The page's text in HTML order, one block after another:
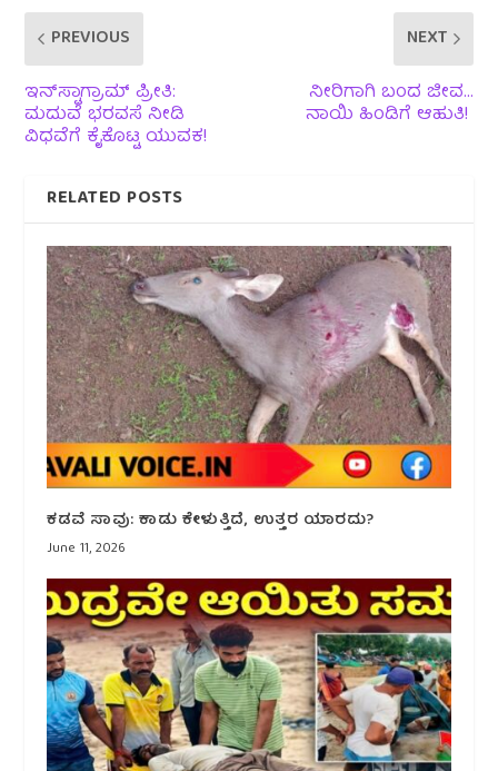
PREVIOUS
ಇನ್‌ಸ್ಟಾಗ್ರಾಮ್ ಪ್ರೀತಿ:
ಮದುವೆ ಭರವಸೆ ನೀಡಿ
ವಿಧವೆಗೆ ಕೈಕೊಟ್ಟ ಯುವಕ!
NEXT
ನೀರಿಗಾಗಿ ಬಂದ ಜೀವ…
ನಾಯಿ ಹಿಂಡಿಗೆ ಆಹುತಿ!
RELATED POSTS
ಕಡವೆ ಸಾವು: ಕಾಡು ಕೇಳುತ್ತಿದೆ, ಉತ್ತರ ಯಾರದು?
June 11, 2026